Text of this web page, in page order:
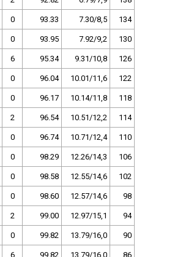
0 93.33 7.30/8,5 134
0 93.95 7.92/9,2 130
6 95.34 9.31/10,8 126
0 96.04 10.01/11,6 122
0 96.17 10.14/11,8 118
2 96.54 10.51/12,2 114
0 96.74 10.71/12,4 110
0 98.29 12.26/14,3 106
0 98.58 12.55/14,6 102
0 98.60 12.57/14,6 98
2 99.00 12.97/15,1 94
0 99.82 13.79/16,0 90
6 99.82 13.79/16,0 86